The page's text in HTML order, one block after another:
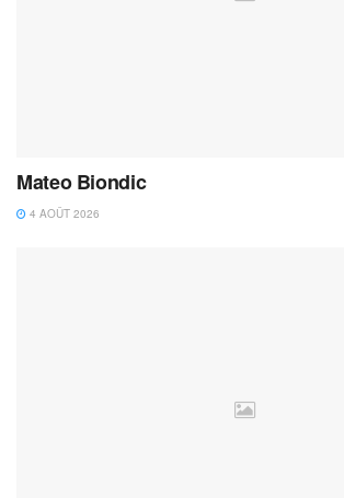
Mateo Biondic
4 AOÛT 2026